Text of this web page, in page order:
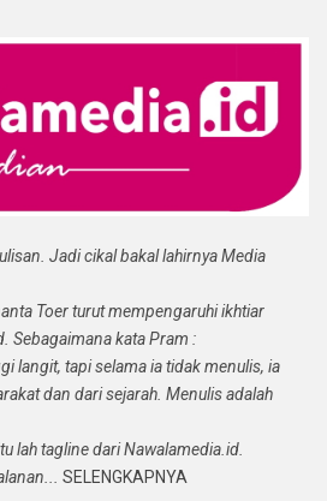
Jadi cikal bakal lahirnya Media
Toer turut mempengaruhi ikhtiar
Sebagaimana kata Pram :
langit, tapi selama ia tidak menulis, ia
dan dari sejarah. Menulis adalah
lah tagline dari Nawalamedia.id.
SELENGKAPNYA